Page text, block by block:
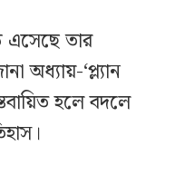
এসেছে তার
অধ্যায়-‘প্ল্যান
হলে বদলে